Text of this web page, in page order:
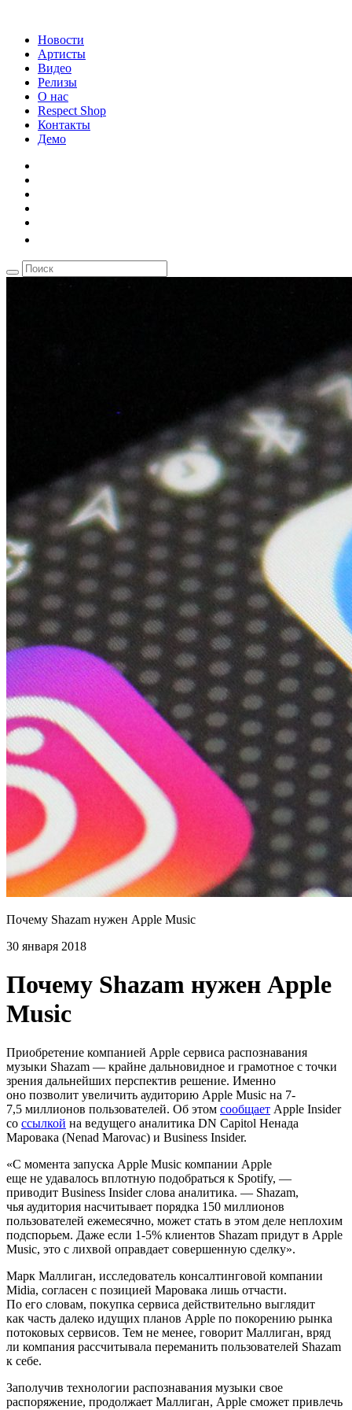
Новости
Артисты
Видео
Релизы
О нас
Respect Shop
Контакты
Демо
Почему Shazam нужен Apple Music
30 января 2018
Почему Shazam нужен Apple
Music
Приобретение компанией Apple сервиса распознавания
музыки Shazam — крайне дальновидное и грамотное с точки
зрения дальнейших перспектив решение. Именно
оно позволит увеличить аудиторию Apple Music на 7-
7,5 миллионов пользователей. Об этом сообщает Apple Insider
со ссылкой на ведущего аналитика DN Capitol Ненада
Маровака (Nenad Marovac) и Business Insider.
«С момента запуска Apple Music компании Apple
еще не удавалось вплотную подобраться к Spotify, —
приводит Business Insider слова аналитика. — Shazam,
чья аудитория насчитывает порядка 150 миллионов
пользователей ежемесячно, может стать в этом деле неплохим
подспорьем. Даже если 1-5% клиентов Shazam придут в Apple
Music, это с лихвой оправдает совершенную сделку».
Марк Маллиган, исследователь консалтинговой компании
Midia, согласен с позицией Маровака лишь отчасти.
По его словам, покупка сервиса действительно выглядит
как часть далеко идущих планов Apple по покорению рынка
потоковых сервисов. Тем не менее, говорит Маллиган, вряд
ли компания рассчитывала переманить пользователей Shazam
к себе.
Заполучив технологии распознавания музыки свое
распоряжение, продолжает Маллиган, Apple сможет привлечь